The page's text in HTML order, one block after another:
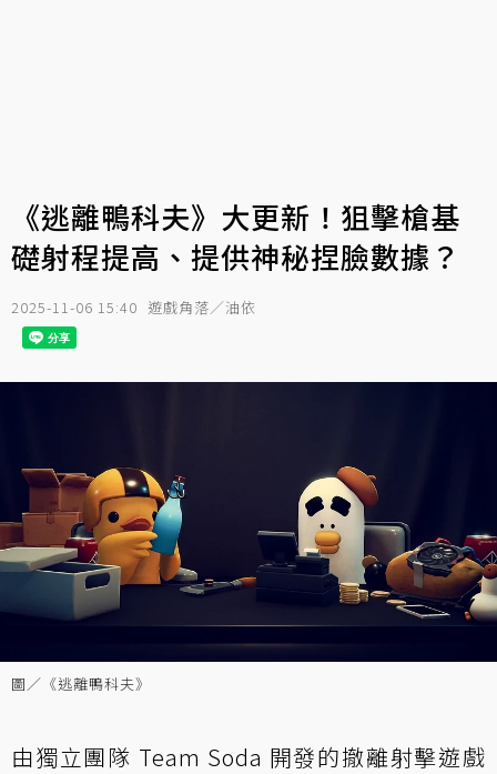
《逃離鴨科夫》大更新！狙擊槍基
礎射程提高、提供神秘捏臉數據？
2025-11-06 15:40 遊戲角落／油依
圖／《逃離鴨科夫》
由獨立團隊 Team Soda 開發的撤離射擊遊戲